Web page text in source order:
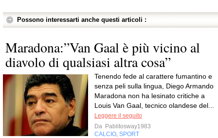
Possono interessarti anche questi articoli :
Maradona:”Van Gaal è più vicino al
diavolo di qualsiasi altra cosa”
Tenendo fede al carattere fumantino e
senza peli sulla lingua, Diego Armando
Maradona non ha lesinato critiche a
Louis Van Gaal, tecnico olandese del...
Leggere il seguito
Da Pablitosway1983
CALCIO SPORT